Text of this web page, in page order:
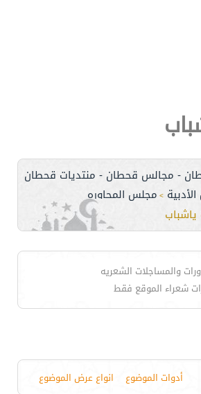
- مجالس قحطان - منتديات قحطان
> مجلس المحاوره
ياشباب
والمساجلات الشعريه
شعراء الموقع فقط
أدوات الموضوع انواع عرض الموضوع